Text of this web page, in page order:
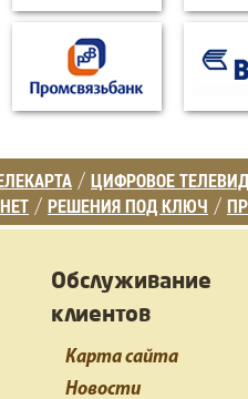
/ ЦИФРОВОЕ
/ РЕШЕНИЯ ПОД КЛЮЧ /
Обслуживание
клиентов
Карта сайта
Новости